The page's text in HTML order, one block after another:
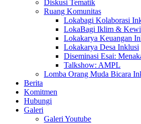
Diskusi Tematik
Ruang Komunitas
Lokabagi Kolaborasi
LokaBagi Iklim &
Lokakarya Keuangan
Lokakarya Desa Inklusi
Diseminasi Esai:
Talkshow: AMPL
Lomba Orang Muda Bicara
Berita
Komitmen
Hubungi
Galeri
Galeri Youtube